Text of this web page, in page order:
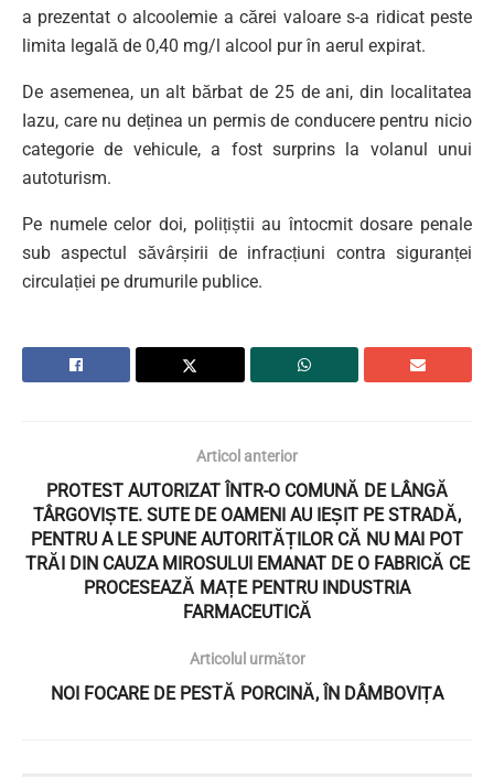
a prezentat o alcoolemie a cărei valoare s-a ridicat peste
limita legală de 0,40 mg/l alcool pur în aerul expirat.
De asemenea, un alt bărbat de 25 de ani, din localitatea
Iazu, care nu deținea un permis de conducere pentru nicio
categorie de vehicule, a fost surprins la volanul unui
autoturism.
Pe numele celor doi, polițiștii au întocmit dosare penale
sub aspectul săvârșirii de infracțiuni contra siguranței
circulației pe drumurile publice.
Articol anterior
PROTEST AUTORIZAT ÎNTR-O COMUNĂ DE LÂNGĂ
TÂRGOVIȘTE. SUTE DE OAMENI AU IEȘIT PE STRADĂ,
PENTRU A LE SPUNE AUTORITĂȚILOR CĂ NU MAI POT
TRĂI DIN CAUZA MIROSULUI EMANAT DE O FABRICĂ CE
PROCESEAZĂ MAȚE PENTRU INDUSTRIA
FARMACEUTICĂ
Articolul următor
NOI FOCARE DE PESTĂ PORCINĂ, ÎN DÂMBOVIȚA